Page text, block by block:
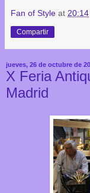
Fan of Style at 20:14
Compartir
jueves, 26 de octubre de
X Feria
Madrid